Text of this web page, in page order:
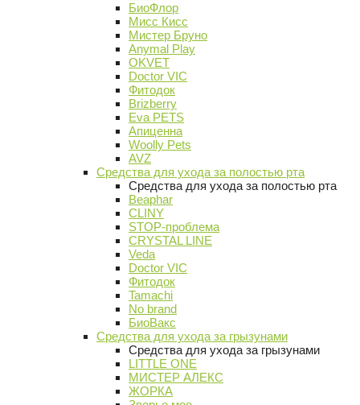
БиоФлор
Мисс Кисс
Мистер Бруно
Anymal Play
OKVET
Doctor VIC
Фитодок
Brizberry
Eva PETS
Апиценна
Woolly Pets
AVZ
Средства для ухода за полостью рта
Средства для ухода за полостью рта
Beaphar
CLINY
STOP-проблема
CRYSTAL LINE
Veda
Doctor VIC
Фитодок
Tamachi
No brand
БиоВакс
Средства для ухода за грызунами
Средства для ухода за грызунами
LITTLE ONE
МИСТЕР АЛЕКС
ЖОРКА